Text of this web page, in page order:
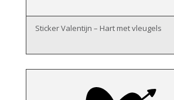
Sticker Valentijn – Hart met vleugels